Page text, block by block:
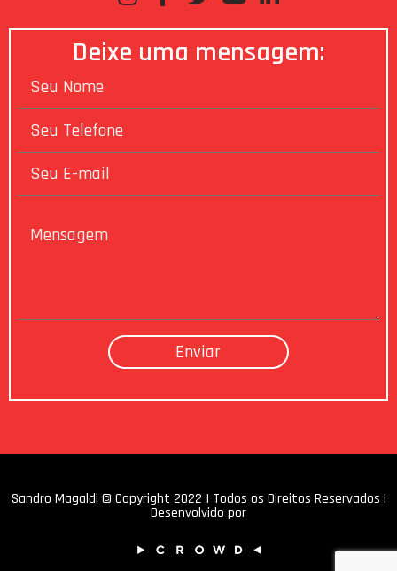
Deixe uma mensagem:
Sandro Magaldi © Copyright 2022 I Todos os Direitos Reservados |
Desenvolvido por